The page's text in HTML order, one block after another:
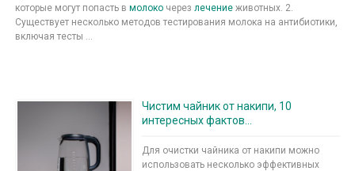
которые могут попасть в молоко через лечение животных. 2.
Существует несколько методов тестирования молока на антибиотики,
включая тесты ...
Чистим чайник от накипи, 10
интересных фактов...
Для очистки чайника от накипи можно
использовать несколько эффективных